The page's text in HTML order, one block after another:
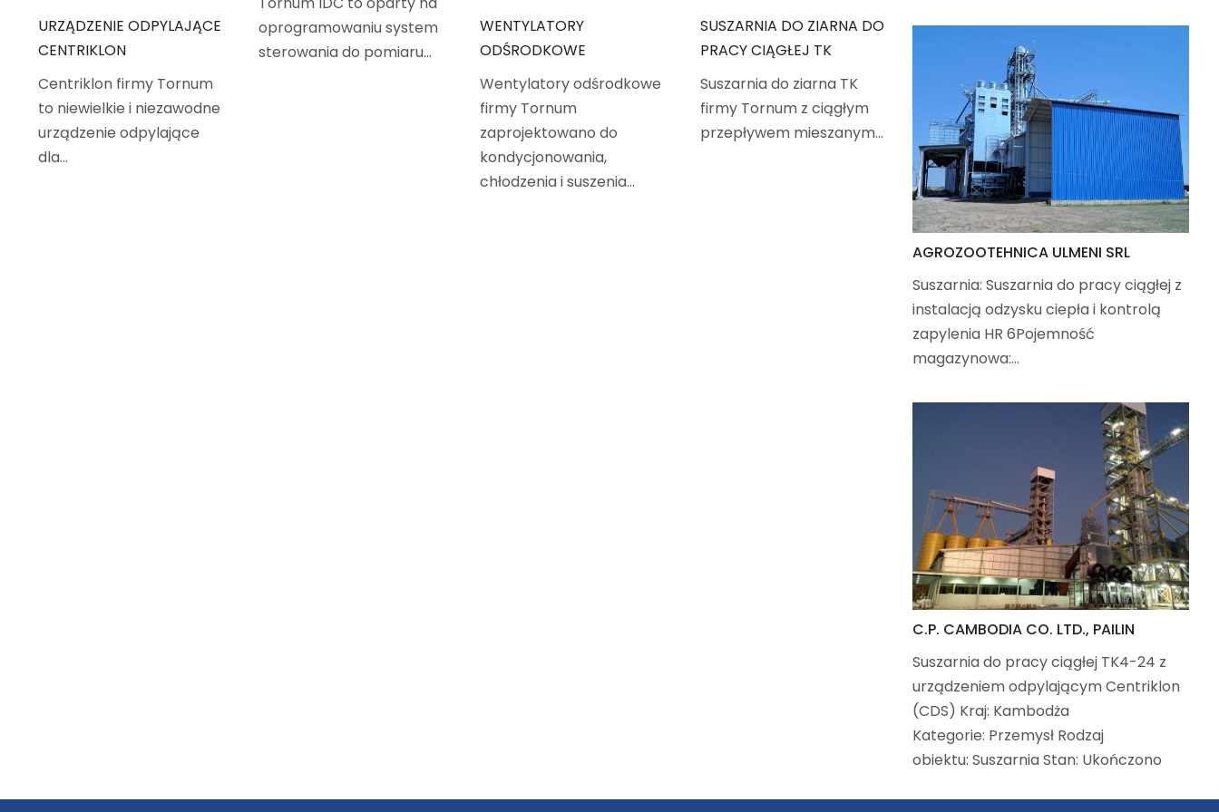
URZĄDZENIE ODPYLAJĄCE
CENTRIKLON
Centriklon firmy Tornum
to niewielkie i niezawodne
urządzenie odpylające
dla…
oprogramowaniu system
sterowania do pomiaru…
WENTYLATORY
ODŚRODKOWE
Wentylatory odśrodkowe
firmy Tornum
zaprojektowano do
kondycjonowania,
chłodzenia i suszenia…
SUSZARNIA DO ZIARNA DO
PRACY CIĄGŁEJ TK
Suszarnia do ziarna TK
firmy Tornum z ciągłym
przepływem mieszanym…
AGROZOOTEHNICA ULMENI SRL
Suszarnia: Suszarnia do pracy ciągłej z
instalacją odzysku ciepła i kontrolą
zapylenia HR 6Pojemność
magazynowa:…
C.P. CAMBODIA CO. LTD., PAILIN
Suszarnia do pracy ciągłej TK4-24 z
urządzeniem odpylającym Centriklon
(CDS) Kraj: Kambodża
Kategorie: Przemysł Rodzaj
obiektu: Suszarnia Stan: Ukończono